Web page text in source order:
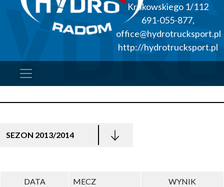
Krukowskiego 1/112
691-055-877,
office@hydrotrucksport.pl
http://hydrotrucksport.pl
SEZON 2013/2014
DATA MECZ WYNIK